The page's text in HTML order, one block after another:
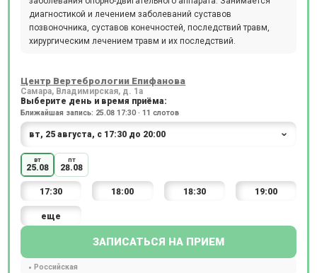
диагностикой и лечением заболеваний суставов
позвоночника, суставов конечностей, последствий травм,
хирургическим лечением травм и их последствий.
Центр Вертебрологии Епифанова
Самара, Владимирская, д. 1а
Выберите день и время приёма:
Ближайшая запись: 25.08 17:30 · 11 слотов
вт
25.08
пт
28.08
17:30 18:00 18:30 19:00
еще
ЗАПИСАТЬСЯ НА ПРИЕМ
Российская